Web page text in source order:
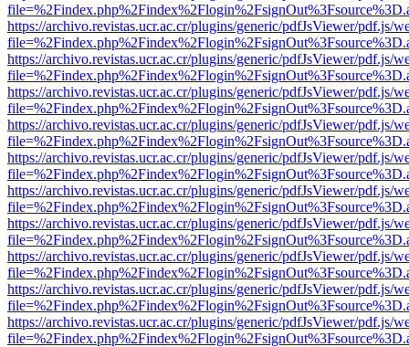
https://archivo.revistas.ucr.ac.cr/plugins/generic/pdfJsViewer/pdf.js/
https://archivo.revistas.ucr.ac.cr/plugins/generic/pdfJsViewer/pdf.js/
https://archivo.revistas.ucr.ac.cr/plugins/generic/pdfJsViewer/pdf.js/
https://archivo.revistas.ucr.ac.cr/plugins/generic/pdfJsViewer/pdf.js/
https://archivo.revistas.ucr.ac.cr/plugins/generic/pdfJsViewer/pdf.js/
https://archivo.revistas.ucr.ac.cr/plugins/generic/pdfJsViewer/pdf.js/
https://archivo.revistas.ucr.ac.cr/plugins/generic/pdfJsViewer/pdf.js/
https://archivo.revistas.ucr.ac.cr/plugins/generic/pdfJsViewer/pdf.js/
https://archivo.revistas.ucr.ac.cr/plugins/generic/pdfJsViewer/pdf.js/
https://archivo.revistas.ucr.ac.cr/plugins/generic/pdfJsViewer/pdf.js/